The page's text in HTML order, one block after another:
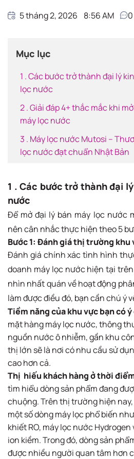
5 tháng 2, 2026 8:56 AM 0
Mục lục
1 . Các bước trở thành đại lý
lọc nước
2 . Giải đáp 4+ thắc mắc khi
máy lọc nước
3 . Máy lọc nước Mutosi –
lọc nước đạt chuẩn Nhật Bản
1 . Các bước trở thành đại
nước
Để mở đại lý bán máy lọc nước
nên cân nhắc thực hiện theo 5
Bước 1: Đánh giá thị trường khu
Đánh giá chính xác tình hình
doanh máy lọc nước hiện tại
nhìn nhất quán về hoạt động
làm được điều đó, bạn cần chú ý
Tiềm năng của khu vực bạn có
mặt hàng máy lọc nước, thông
nguồn nước ô nhiễm, gần khu
thị lớn sẽ là nơi có nhu cầu sử
cao hơn cả.
Thị hiếu khách hàng ở thời
tìm hiểu dòng sản phẩm đang
chuộng. Trên thị trường hiện
một số dòng máy lọc phổ biến
khiết RO, máy lọc nước Hydrogen
ion kiềm. Trong đó, dòng sản
được nhiều người quan tâm hơn